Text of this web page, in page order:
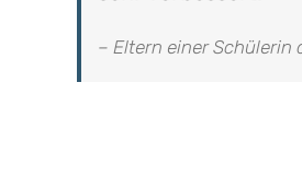
– Eltern einer Schülerin